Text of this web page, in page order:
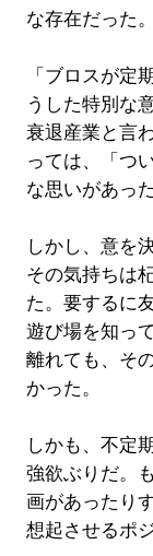
な存在だった。
「ブロスが定
うした特別な
衰退産業と言
っては、「つ
な思いがあった
しかし、意を
その気持ちは
た。要するに
遊び場を知っ
離れても、そ
かった。
しかも、不定
強欲ぶりだ。
画があったり
想起させるポ